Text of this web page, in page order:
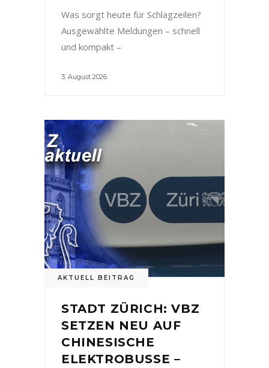
Was sorgt heute für Schlagzeilen?
Ausgewählte Meldungen – schnell
und kompakt –
3. August 2026
AKTUELL BEITRAG
STADT ZÜRICH: VBZ
SETZEN NEU AUF
CHINESISCHE
ELEKTROBUSSE –